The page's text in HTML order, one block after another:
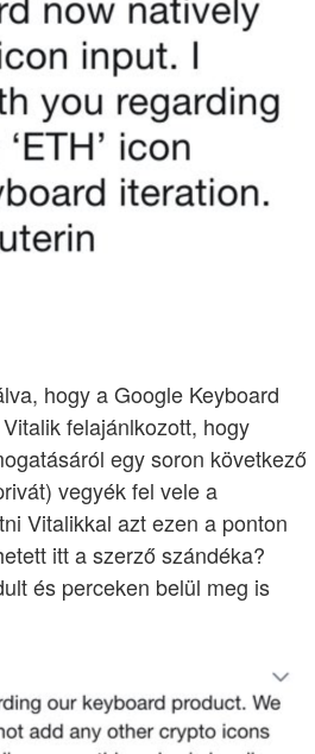
hogy a Google Keyboard
felajánlkozott, hogy
egy soron következő
vegyék fel vele a
Vitalikkal azt ezen a ponton
itt a szerző szándéka?
és perceken belül meg is